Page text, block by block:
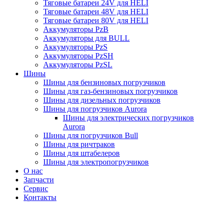
Тяговые батареи 24V для HELI
Тяговые батареи 48V для HELI
Тяговые батареи 80V для HELI
Аккумуляторы PzB
Аккумуляторы для BULL
Аккумуляторы PzS
Аккумуляторы PzSH
Аккумуляторы PzSL
Шины
Шины для бензиновых погрузчиков
Шины для газ-бензиновых погрузчиков
Шины для дизельных погрузчиков
Шины для погрузчиков Aurora
Шины для электрических погрузчиков
Aurora
Шины для погрузчиков Bull
Шины для ричтраков
Шины для штабелеров
Шины для электропогрузчиков
О нас
Запчасти
Сервис
Контакты